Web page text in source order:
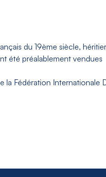
du 19ème siècle,
été préalablement vendues
la Fédération Internationale